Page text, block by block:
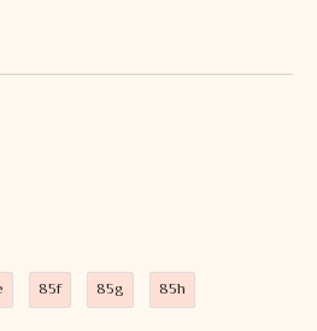
85f 85g 85h